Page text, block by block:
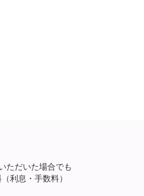
ただいた場合でも
利息・手数料）